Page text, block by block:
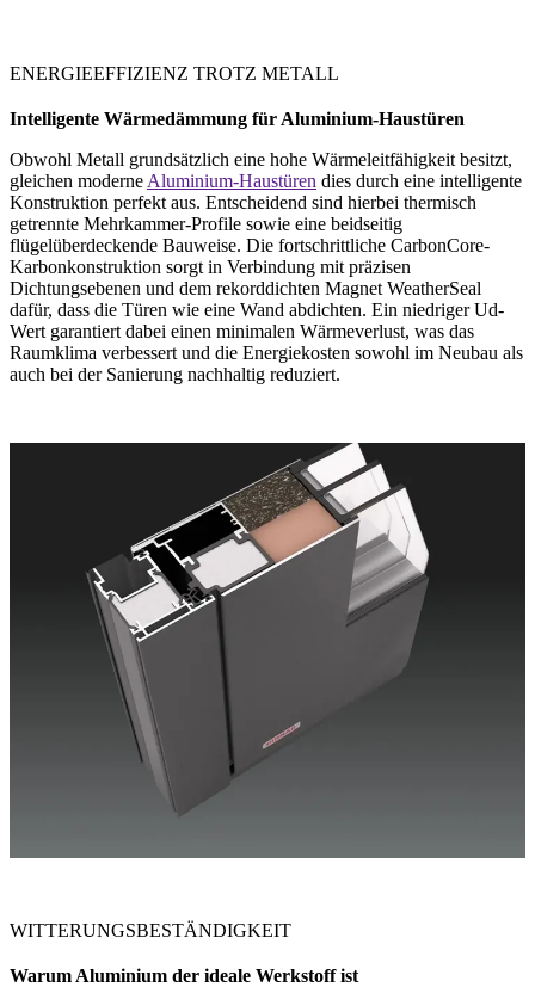
ENERGIEEFFIZIENZ TROTZ METALL
Intelligente Wärmedämmung für Aluminium-Haustüren
Obwohl Metall grundsätzlich eine hohe Wärmeleitfähigkeit besitzt,
gleichen moderne Aluminium-Haustüren dies durch eine intelligente
Konstruktion perfekt aus. Entscheidend sind hierbei thermisch
getrennte Mehrkammer-Profile sowie eine beidseitig
flügelüberdeckende Bauweise. Die fortschrittliche CarbonCore-
Karbonkonstruktion sorgt in Verbindung mit präzisen
Dichtungsebenen und dem rekorddichten Magnet WeatherSeal
dafür, dass die Türen wie eine Wand abdichten. Ein niedriger Ud​-
Wert garantiert dabei einen minimalen Wärmeverlust, was das
Raumklima verbessert und die Energiekosten sowohl im Neubau als
auch bei der Sanierung nachhaltig reduziert.
WITTERUNGSBESTÄNDIGKEIT
Warum Aluminium der ideale Werkstoff ist